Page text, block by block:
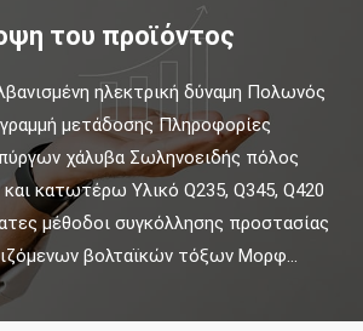
του προϊόντος
ηλεκτρική δύναμη Πολωνός
μετάδοσης Πληροφορίες
χάλυβα Σωληνοειδής πόλος
κατωτέρω Υλικό Q235, Q345, Q420
μέθοδοι συγκόλλησης προστασίας
βολταϊκών τόξων Μορφ...